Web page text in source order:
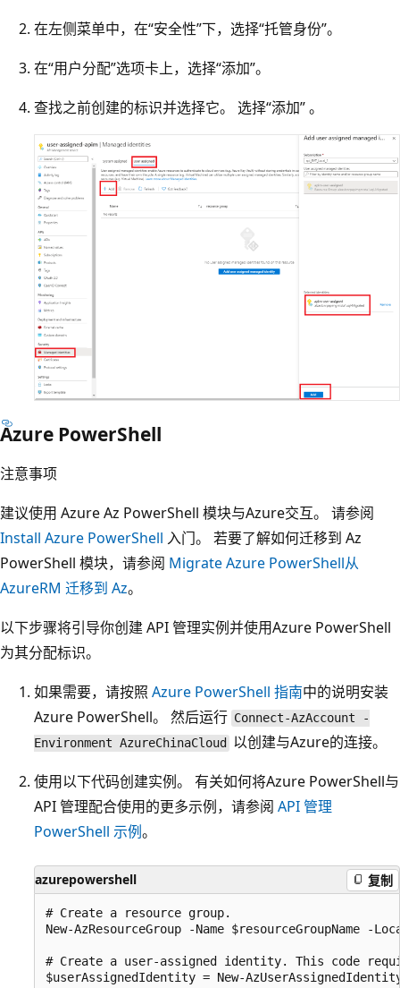
在左侧菜单中，在“安全性”下，选择“托管身份”。
在“用户分配”选项卡上，选择“添加”。
查找之前创建的标识并选择它。 选择“添加” 。
Azure PowerShell
注意事项
建议使用 Azure Az PowerShell 模块与Azure交互。 请参阅
Install Azure PowerShell 入门。 若要了解如何迁移到 Az
PowerShell 模块，请参阅 Migrate Azure PowerShell从
AzureRM 迁移到 Az。
以下步骤将引导你创建 API 管理实例并使用Azure PowerShell
为其分配标识。
如果需要，请按照 Azure PowerShell 指南中的说明安装
Azure PowerShell。 然后运行 Connect-AzAccount -
Environment AzureChinaCloud
以创建与Azure的连接。
使用以下代码创建实例。 有关如何将Azure PowerShell与
API 管理配合使用的更多示例，请参阅 API 管理
PowerShell 示例。
azurepowershell 复制
# Create a resource group.
New-AzResourceGroup -Name $resourceGroupName -
# Create a user-assigned identity. This code
$userAssignedIdentity = New-AzUserAssignedIdentity